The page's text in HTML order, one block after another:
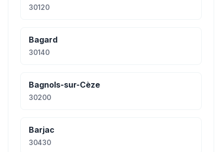
30120
Bagard
30140
Bagnols-sur-Cèze
30200
Barjac
30430